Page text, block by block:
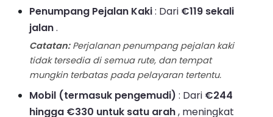
Penumpang Pejalan Kaki: Dari €119 sekali
jalan.
Catatan:Perjalanan penumpang pejalan kaki
tidak tersedia di semua rute, dan tempat
mungkin terbatas pada pelayaran tertentu.
Mobil (termasuk pengemudi) : Dari €244
hingga €330 untuk satu arah, meningkat